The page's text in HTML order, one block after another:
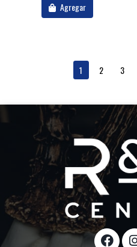
Agregar
1 2 3